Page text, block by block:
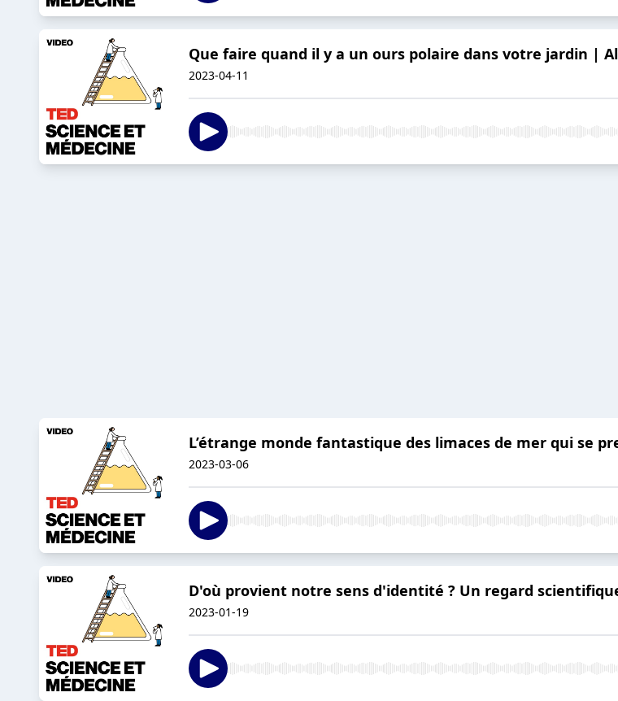
Que faire quand il y a un ours polaire dans votre jardin |
2023-04-11
L’étrange monde fantastique des limaces de mer qui se
2023-03-06
D'où provient notre sens d'identité ? Un regard
2023-01-19